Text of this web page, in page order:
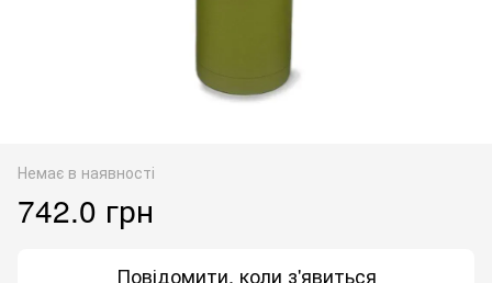
Немає в наявності
742.0 грн
Повідомити, коли з'явиться